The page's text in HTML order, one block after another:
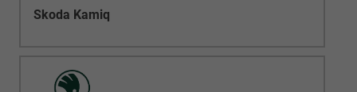
Skoda Kamiq